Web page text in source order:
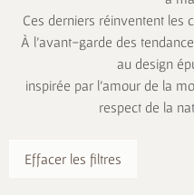
Ces derniers réinventent les
À l’avant-garde des
au design
inspirée par l’amour de la
respect de la
Effacer les filtres